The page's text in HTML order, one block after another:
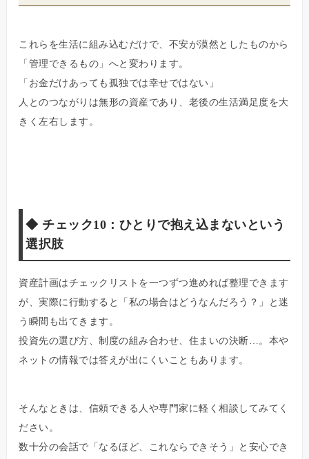
これらを生活に組み込むだけで、不安が漠然としたものから
「管理できるもの」へと変わります。
「お金だけあっても孤独では幸せではない」
人とのつながりは無形の資産であり、老後の生活満足度を大
きく左右します。
◆ チェック10：ひとりで抱え込まないという
選択肢
資産計画はチェックリストを一つずつ進めれば整理できます
が、実際に行動すると「私の場合はどうなんだろう？」と迷
う瞬間も出てきます。
投資先の選び方、制度の組み合わせ、住まいの決断…。本や
ネットの情報では答えが出にくいこともあります。
そんなときは、信頼できる人や専門家に軽く相談してみてく
ださい。
数十分の会話で「なるほど、これならできそう」と安心でき